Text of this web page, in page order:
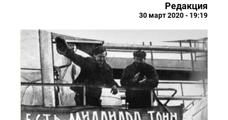
Редакция
30 март 2020 - 19:19